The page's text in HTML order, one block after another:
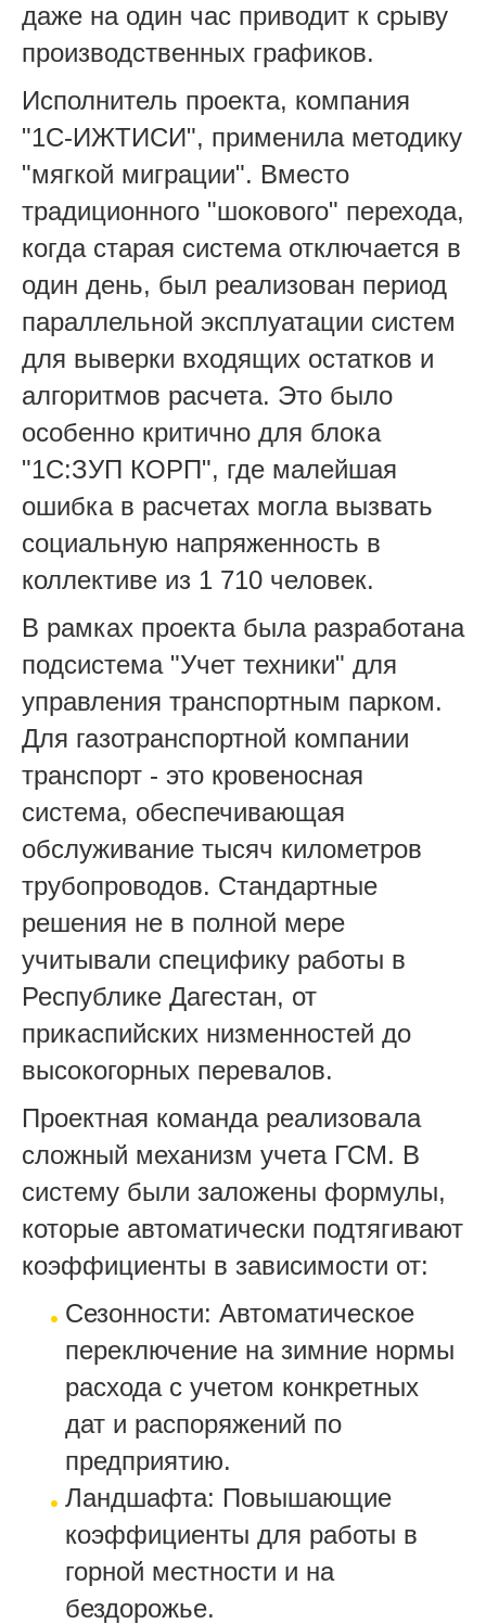
даже на один час приводит к срыву
производственных графиков.
Исполнитель проекта, компания
"1С-ИЖТИСИ", применила методику
"мягкой миграции". Вместо
традиционного "шокового" перехода,
когда старая система отключается в
один день, был реализован период
параллельной эксплуатации систем
для выверки входящих остатков и
алгоритмов расчета. Это было
особенно критично для блока
"1С:ЗУП КОРП", где малейшая
ошибка в расчетах могла вызвать
социальную напряженность в
коллективе из 1 710 человек.
В рамках проекта была разработана
подсистема "Учет техники" для
управления транспортным парком.
Для газотранспортной компании
транспорт - это кровеносная
система, обеспечивающая
обслуживание тысяч километров
трубопроводов. Стандартные
решения не в полной мере
учитывали специфику работы в
Республике Дагестан, от
прикаспийских низменностей до
высокогорных перевалов.
Проектная команда реализовала
сложный механизм учета ГСМ. В
систему были заложены формулы,
которые автоматически подтягивают
коэффициенты в зависимости от:
Сезонности: Автоматическое
переключение на зимние нормы
расхода с учетом конкретных
дат и распоряжений по
предприятию.
Ландшафта: Повышающие
коэффициенты для работы в
горной местности и на
бездорожье.